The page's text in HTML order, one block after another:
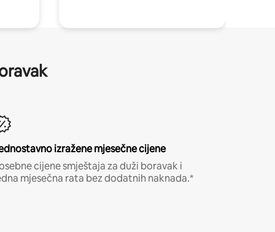
izražene mjesečne cijene
cijene smještaja za duži boravak i
mjesečna rata bez dodatnih naknada.*